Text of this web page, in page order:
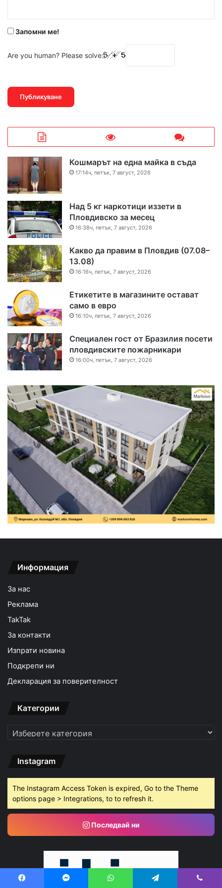
Запомни ме!
Are you human? Please solve:
Кошмарът на една майка в съда
17:14ч, петък, 7 август, 2026
Над 5 кг наркотици иззети в
Пловдивско за месец
16:38ч, петък, 7 август, 2026
Какво да правим в Пловдив (07.08–
13.08)
16:16ч, петък, 7 август, 2026
Етикетите в магазините остават
само в евро
16:10ч, петък, 7 август, 2026
Специален гост от Бразилия посети
пловдивските пожарникари
16:00ч, петък, 7 август, 2026
Информация
За нас
Реклама
TakTak
За контакти
Изпрати новина
Подкрепи ни
Декларация за поверителност
Категории
Категории
Instagram
The Instagram Access Token is expired, Go to the Theme
options page > Integrations, to to refresh it.
Последвай ни